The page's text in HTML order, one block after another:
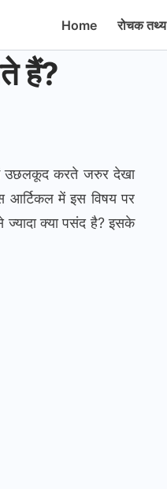
Home रोचक तथ्य
हैं?
उछलकूद करते जरुर देखा
में इस विषय पर
क्या पसंद है? इसके